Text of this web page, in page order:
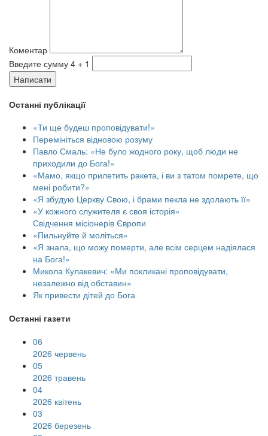
Коментар
Введите сумму 4 + 1
Написати
Останні публікації
«Ти ще будеш проповідувати!»
Перемініться відновою розуму
Павло Смаль: «Не було жодного року, щоб люди не
приходили до Бога!»
«Мамо, якщо прилетить ракета, і ви з татом помрете, що
мені робити?»
«Я збудую Церкву Свою, і брами пекла не здолають її»
«У кожного служителя є своя історія»
Свідчення місіонерів Європи
«Пильнуйте й моліться»
«Я знала, що можу померти, але всім серцем надіялася
на Бога!»
Микола Кулакевич: «Ми покликані проповідувати,
незалежно від обставин»
Як привести дітей до Бога
Останні газети
06
2026 червень
05
2026 травень
04
2026 квітень
03
2026 березень